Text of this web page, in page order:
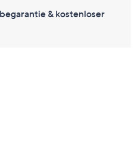
& kostenloser